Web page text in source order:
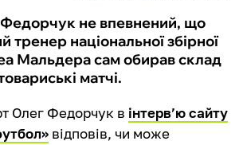
не впевнений, що
тренер національної збірної
Мальдера сам обирав склад
матчі.
Олег Федорчук в інтерв’ю сайту
відповів, чи може